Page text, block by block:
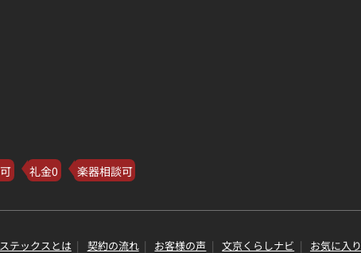
礼金0 楽器相談可
テックスとは 契約の流れ お客様の声 文京くらしナビ お気に入